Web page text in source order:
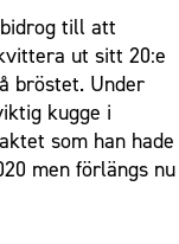
till att
ut sitt 20:e
bröstet. Under
kugge i
som han hade
men förlängs nu